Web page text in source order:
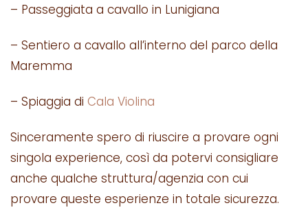
– Passeggiata a cavallo in Lunigiana
– Sentiero a cavallo all’interno del parco della
Maremma
– Spiaggia di Cala Violina
Sinceramente spero di riuscire a provare ogni
singola experience, così da potervi consigliare
anche qualche struttura/agenzia con cui
provare queste esperienze in totale sicurezza.